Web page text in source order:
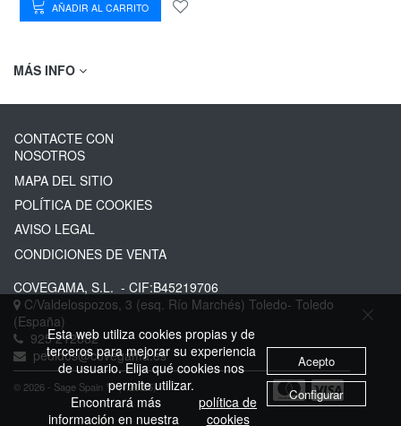
AÑADIR AL CARRITO
MÁS INFO
CONTACTE CON
NOSOTROS
MAPA DEL SITIO
POLÍTICA DE COOKIES
AVISO LEGAL
CONDICIONES DE VENTA
COVEGAMA, S.L. - CIF:B45219706
C/Valdelospozos, 3 (esq. Río Marchés) Toledo- Toledo
(España)
925 212882
pedidos@covegama.es
© 2026 - Sage Spain ™ (v.20.25)
Esta web utiliza cookies propias y de
terceros para mejorar su experiencia
de usuario. Elija qué cookies nos
permite utilizar.
Encontrará más
información en nuestra
política de
cookies
Acepto
Configurar